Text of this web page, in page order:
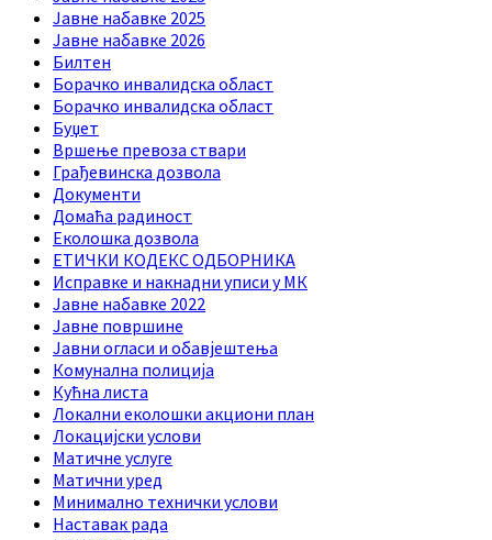
Jавне набавке 2025
Jавне набавке 2026
Билтен
Борачко инвалидска област
Борачко инвалидска област
Буџет
Вршење превоза ствари
Грађевинска дозвола
Документи
Домаћа радиност
Еколошка дозвола
ЕТИЧКИ КОДЕКС ОДБОРНИКА
Исправке и накнадни уписи у МК
Јавне набавке 2022
Јавне површине
Јавни огласи и обавјештења
Комунална полиција
Кућна листа
Локални еколошки акциони план
Локацијски услови
Матичне услуге
Матични уред
Минимално технички услови
Наставак рада